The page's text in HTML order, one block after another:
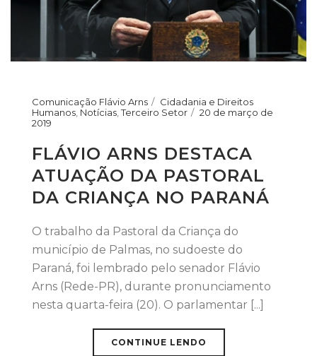
Comunicação Flávio Arns
Cidadania e Direitos
Humanos Notícias ,Terceiro Setor
20 de março de
2019
FLÁVIO ARNS DESTACA
ATUAÇÃO DA PASTORAL
DA CRIANÇA NO PARANÁ
O trabalho da Pastoral da Criança do
município de Palmas, no sudoeste do
Paraná, foi lembrado pelo senador Flávio
Arns (Rede-PR), durante pronunciamento
nesta quarta-feira (20). O parlamentar [...]
CONTINUE LENDO